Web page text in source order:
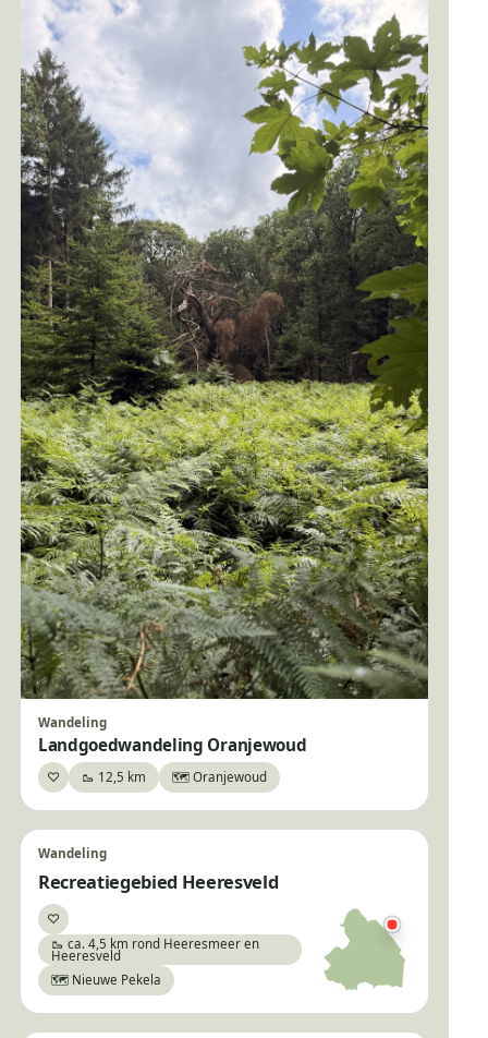
Wandeling
Landgoedwandeling Oranjewoud
♡Bewaar🥾 12,5 km 🗺️ Oranjewoud
Wandeling
Recreatiegebied Heeresveld
♡Bewaar
🥾 ca. 4,5 km rond Heeresmeer en
Heeresveld
🗺️ Nieuwe Pekela